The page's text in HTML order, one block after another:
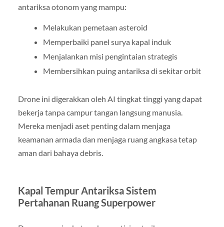
antariksa otonom yang mampu:
Melakukan pemetaan asteroid
Memperbaiki panel surya kapal induk
Menjalankan misi pengintaian strategis
Membersihkan puing antariksa di sekitar orbit
Drone ini digerakkan oleh AI tingkat tinggi yang dapat
bekerja tanpa campur tangan langsung manusia.
Mereka menjadi aset penting dalam menjaga
keamanan armada dan menjaga ruang angkasa tetap
aman dari bahaya debris.
Kapal Tempur Antariksa Sistem
Pertahanan Ruang Superpower